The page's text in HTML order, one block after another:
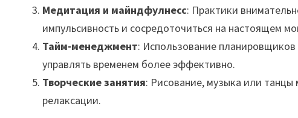
Медитация и майндфулнесс: Практики
импульсивность и сосредоточиться на настоящем
Тайм-менеджмент: Использование
управлять временем более эффективно.
Творческие занятия: Рисование, музыка или
релаксации.